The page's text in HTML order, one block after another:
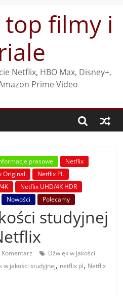
filmy i
Netflix, HBO Max, Disney+,
Prime Video
prasowe
Netflix
Original
Netflix PL
Netflix UHD/4K HDR
Nowości Polecamy
studyjnej
Komentarz
Dźwięk w jakości
w jakości studyjnej, netflix pl, Netflix